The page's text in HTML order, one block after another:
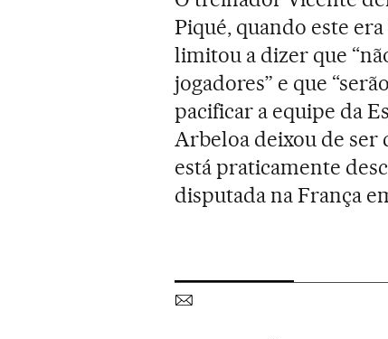
Piqué, quando este
limitou a dizer que
jogadores” e que
pacificar a equipe da
Arbeloa deixou de ser
está praticamente
disputada na França